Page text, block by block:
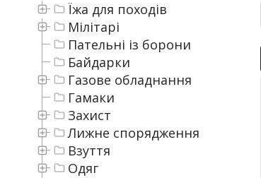
Одяг
Взуття
Лижне спорядження
Захист
Гамаки
Газове обладнання
Байдарки
Пательні із борони
Мілітарі
Їжа для походів